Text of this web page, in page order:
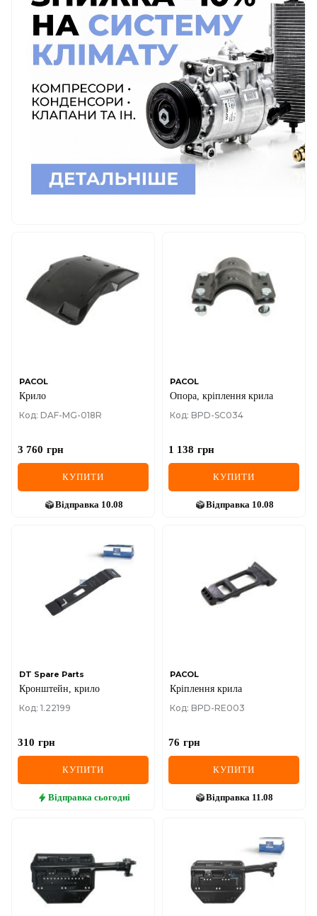
PACOL
Крило
Код: DAF-MG-018R
3 760 грн
КУПИТИ
Відправка 10.08
PACOL
Опора, кріплення крила
Код: BPD-SC034
1 138 грн
КУПИТИ
Відправка 10.08
DT Spare Parts
Кронштейн, крило
Код: 1.22199
310 грн
КУПИТИ
Відправка сьогодні
PACOL
Кріплення крила
Код: BPD-RE003
76 грн
КУПИТИ
Відправка 11.08